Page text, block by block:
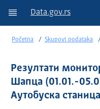
Data.gov.rs
Početna Skupovi podataka
Резултати
Шапца (01.01.-
Аутобуска